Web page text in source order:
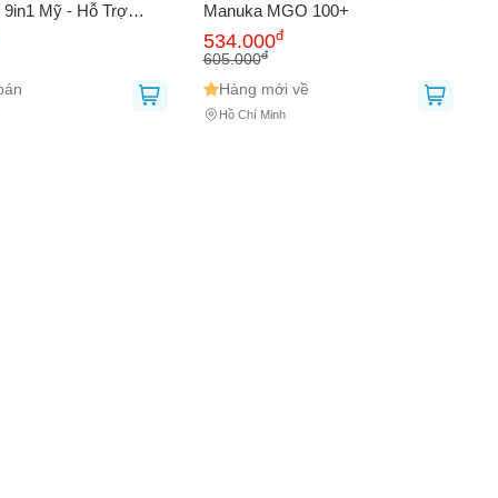
Mỹ - Hỗ Trợ
30 Viên - Sức Khỏe
Tốt Nhất
Manuka MGO 100+
534.000đ
605.000đ
Hàng mới về
Hồ Chí Minh